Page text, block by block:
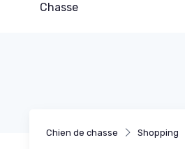
Chasse
Chien de chasse Shopping